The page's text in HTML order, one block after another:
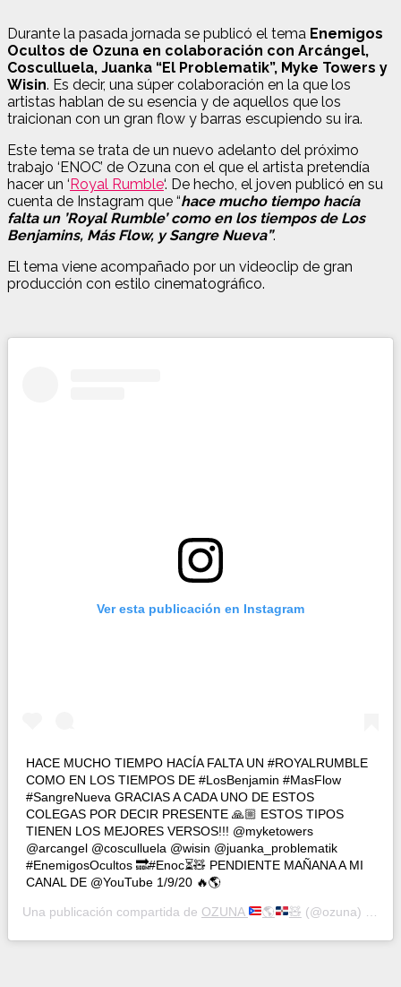
Durante la pasada jornada se publicó el tema Enemigos
Ocultos de Ozuna en colaboración con Arcángel,
Cosculluela, Juanka “El Problematik”, Myke Towers y
Wisin. Es decir, una súper colaboración en la que los
artistas hablan de su esencia y de aquellos que los
traicionan con un gran flow y barras escupiendo su ira.
Este tema se trata de un nuevo adelanto del próximo
trabajo ‘ENOC’ de Ozuna con el que el artista pretendía
hacer un ‘Royal Rumble‘. De hecho, el joven publicó en su
cuenta de Instagram que “hace mucho tiempo hacía
falta un ’Royal Rumble’ como en los tiempos de Los
Benjamins, Más Flow, y Sangre Nueva”.
El tema viene acompañado por un videoclip de gran
producción con estilo cinematográfico.
Ver esta publicación en Instagram
HACE MUCHO TIEMPO HACÍA FALTA UN #ROYALRUMBLE
COMO EN LOS TIEMPOS DE #LosBenjamin #MasFlow
#SangreNueva GRACIAS A CADA UNO DE ESTOS
COLEGAS POR DECIR PRESENTE 🙏🏼 ESTOS TIPOS
TIENEN LOS MEJORES VERSOS!!! @myketowers
@arcangel @cosculluela @wisin @juanka_problematik
#EnemigosOcultos 🔜#Enoc⏳🧸 PENDIENTE MAÑANA A MI
CANAL DE @YouTube 1/9/20 🔥🌎
Una publicación compartida de OZUNA 🌎 🧸 (@ozuna) el